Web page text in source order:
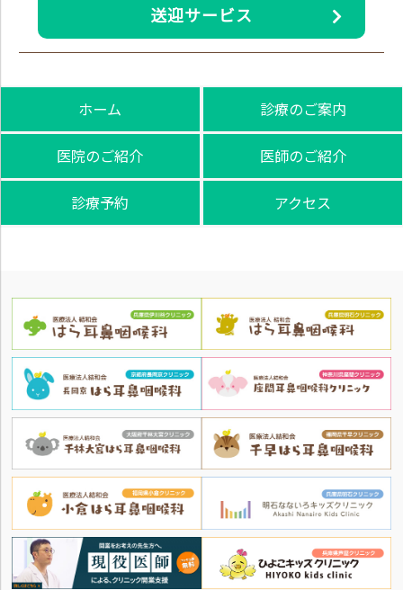
送迎サービス
ホーム 診療のご案内
医院のご紹介 医師のご紹介
診療予約 アクセス